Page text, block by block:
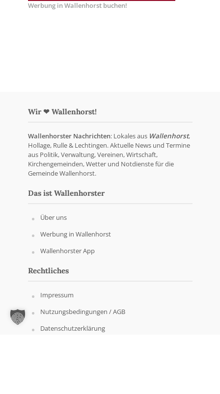
Werbung in Wallenhorst buchen!
Wir ❤ Wallenhorst!
Wallenhorster Nachrichten: Lokales aus Wallenhorst,
Hollage, Rulle & Lechtingen. Aktuelle News und Termine
aus Politik, Verwaltung, Vereinen, Wirtschaft,
Kirchengemeinden, Wetter und Notdienste für die
Gemeinde Wallenhorst.
Das ist Wallenhorster
Über uns
Werbung in Wallenhorst
Wallenhorster App
Rechtliches
Impressum
Nutzungsbedingungen / AGB
Datenschutzerklärung